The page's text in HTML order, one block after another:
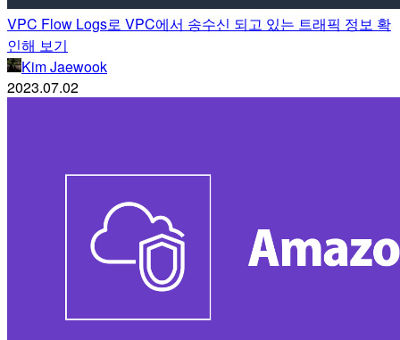
VPC Flow Logs로 VPC에서 송수신 되고 있는 트래픽 정보 확
인해 보기
Kim Jaewook
2023.07.02